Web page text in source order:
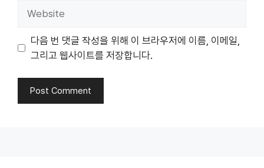
다음 번 댓글 작성을 위해 이 브라우저에 이름, 이메일,
그리고 웹사이트를 저장합니다.